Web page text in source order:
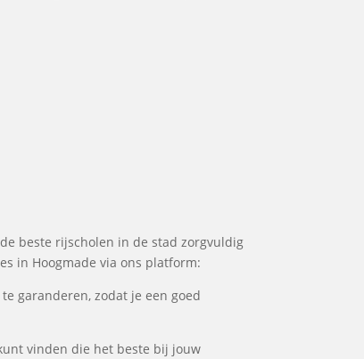
beste rijscholen in de stad zorgvuldig
in Hoogmade via ons platform:
garanderen, zodat je een goed
vinden die het beste bij jouw